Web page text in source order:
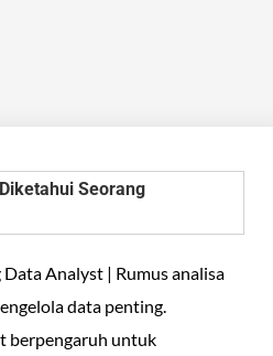
Analyst | Rumus analisa
data penting.
berpengaruh untuk